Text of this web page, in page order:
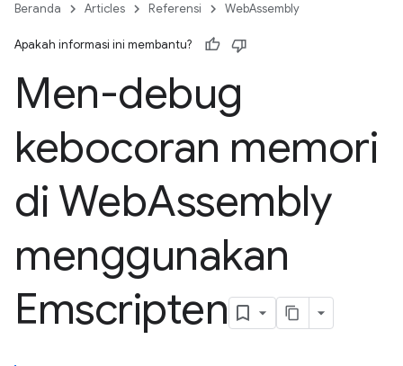
Beranda Articles Referensi WebAssembly
Apakah informasi ini membantu?
Men-debug
kebocoran memori
di WebAssembly
menggunakan
Emscripten